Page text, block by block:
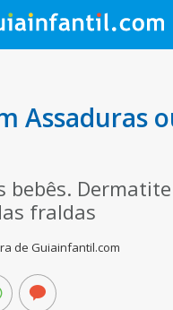
Assaduras
bebês.
fraldas
de Guiainfantil.com